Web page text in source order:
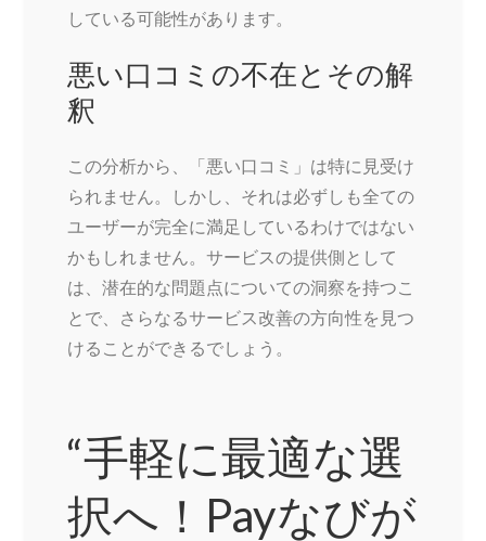
している可能性があります。
悪い口コミの不在とその解
釈
この分析から、「悪い口コミ」は特に見受け
られません。しかし、それは必ずしも全ての
ユーザーが完全に満足しているわけではない
かもしれません。サービスの提供側として
は、潜在的な問題点についての洞察を持つこ
とで、さらなるサービス改善の方向性を見つ
けることができるでしょう。
“手軽に最適な選
択へ！Payなびが